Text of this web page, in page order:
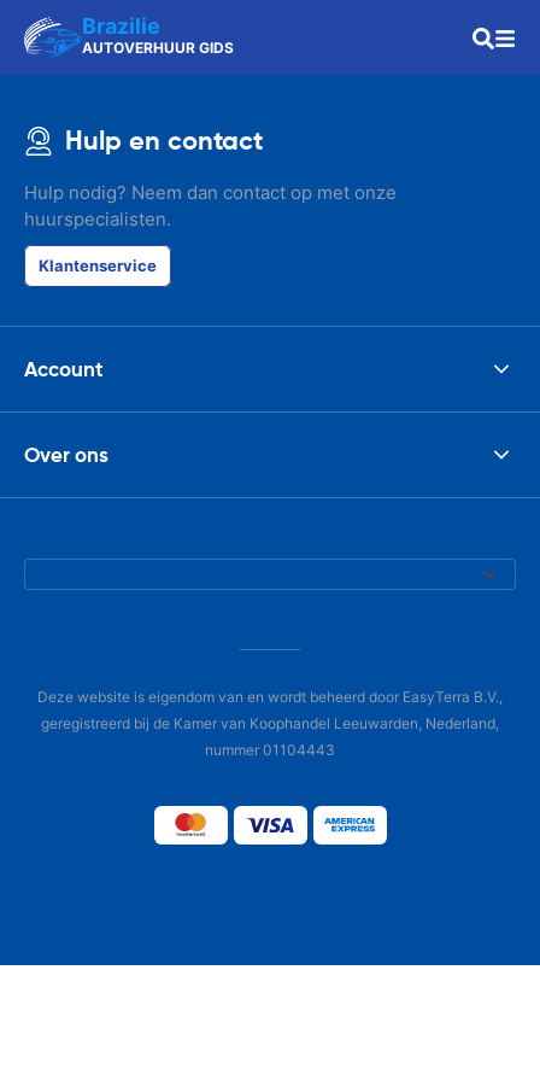
Brazilie
AUTOVERHUUR GIDS
Hulp en contact
Hulp nodig? Neem dan contact op met onze
huurspecialisten.
Klantenservice
Account
Over ons
Deze website is eigendom van en wordt beheerd door EasyTerra B.V.,
geregistreerd bij de Kamer van Koophandel Leeuwarden, Nederland,
nummer 01104443